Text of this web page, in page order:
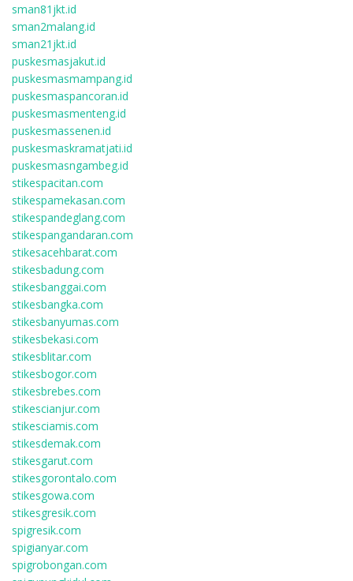
sman81jkt.id
sman2malang.id
sman21jkt.id
puskesmasjakut.id
puskesmasmampang.id
puskesmaspancoran.id
puskesmasmenteng.id
puskesmassenen.id
puskesmaskramatjati.id
puskesmasngambeg.id
stikespacitan.com
stikespamekasan.com
stikespandeglang.com
stikespangandaran.com
stikesacehbarat.com
stikesbadung.com
stikesbanggai.com
stikesbangka.com
stikesbanyumas.com
stikesbekasi.com
stikesblitar.com
stikesbogor.com
stikesbrebes.com
stikescianjur.com
stikesciamis.com
stikesdemak.com
stikesgarut.com
stikesgorontalo.com
stikesgowa.com
stikesgresik.com
spigresik.com
spigianyar.com
spigrobongan.com